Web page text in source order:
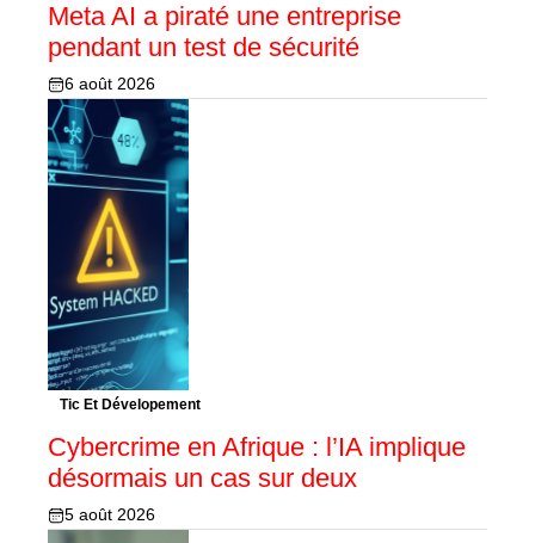
Meta AI a piraté une entreprise
pendant un test de sécurité
6 août 2026
Tic Et Dévelopement
Cybercrime en Afrique : l’IA implique
désormais un cas sur deux
5 août 2026